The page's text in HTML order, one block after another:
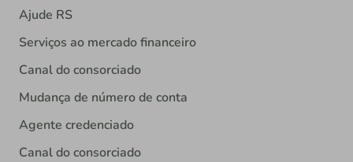
Ajude RS
Serviços ao mercado financeiro
Canal do consorciado
Mudança de número de conta
Agente credenciado
Canal do consorciado